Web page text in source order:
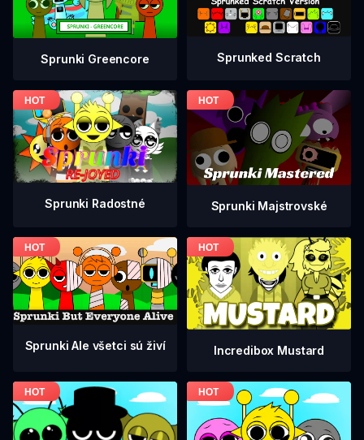
Sprunki Greencore Sprunked Scratch
Sprunki Radostné Sprunki Majstrovské
Sprunki Ale všetci sú živí Incredibox Mustard